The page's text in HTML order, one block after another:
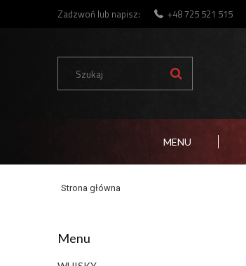
Zadzwoń lub napisz: +48 725 521 515
MENU
Strona główna
Menu